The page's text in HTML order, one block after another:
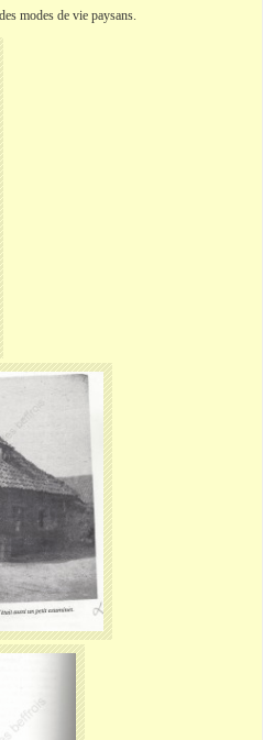
modes de vie paysans.